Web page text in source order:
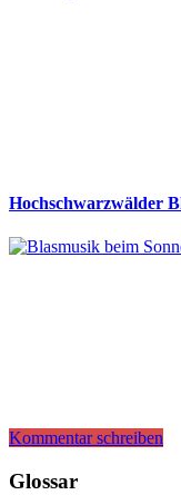
Hochschwarzwälder
Kommentar schreiben
Glossar